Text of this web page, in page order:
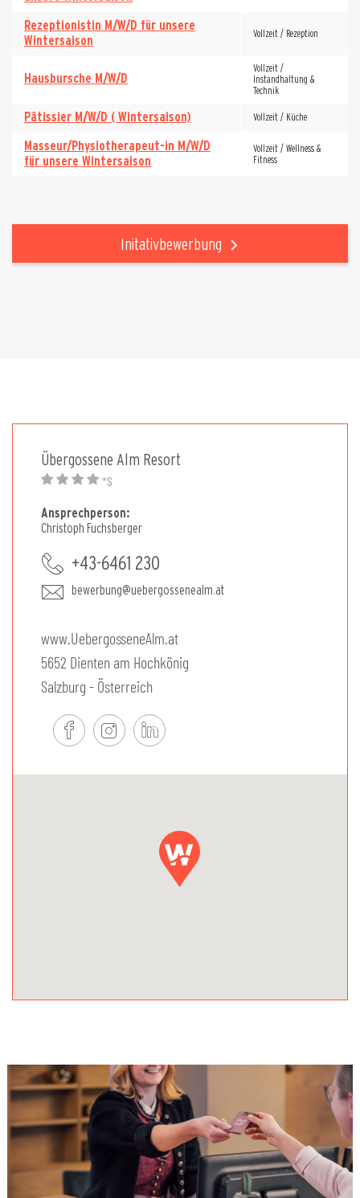
Rezeptionistin M/W/D für unsere
Wintersaison
Vollzeit / Rezeption
Hausbursche M/W/D
Vollzeit /
Instandhaltung &
Technik
Pâtissier M/W/D ( Wintersaison) Vollzeit / Küche
Masseur/Physiotherapeut-in M/W/D
für unsere Wintersaison
Vollzeit / Wellness &
Fitness
Initativbewerbung
Übergossene Alm Resort
*S
Ansprechperson:
Christoph Fuchsberger
+43-6461 230
bewerbung@uebergossenealm.at
www.UebergosseneAlm.at
5652 Dienten am Hochkönig
Salzburg - Österreich